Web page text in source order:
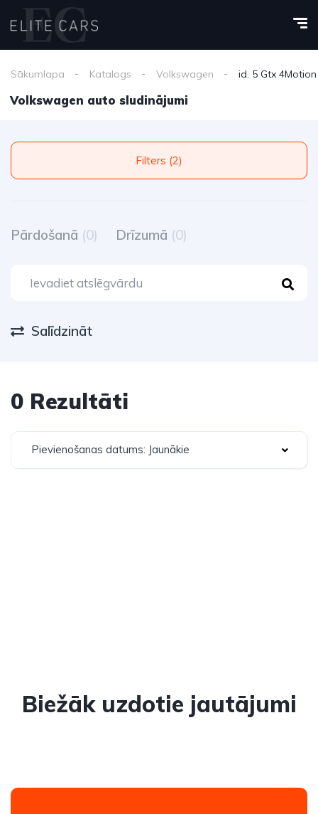
Sākumlapa Katalogs Volkswagen id. 5 Gtx 4Motion
Volkswagen auto sludinājumi
Filters (2)
Pārdošanā (0) Drīzumā (0)
Salīdzināt
0 Rezultāti
Pievienošanas datums: Jaunākie
Biežāk uzdotie jautājumi